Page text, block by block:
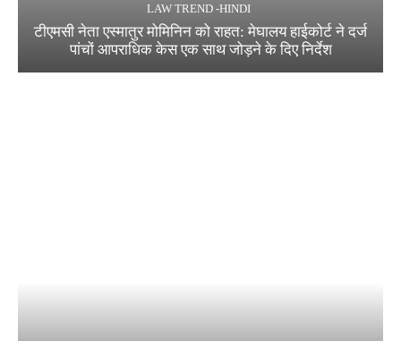
LAW TREND -HINDI
टीएमसी नेता एस्मातुर मोमिनिन को राहत: मेघालय हाईकोर्ट ने दर्ज
पांचों आपराधिक केस एक साथ जोड़ने के दिए निर्देश